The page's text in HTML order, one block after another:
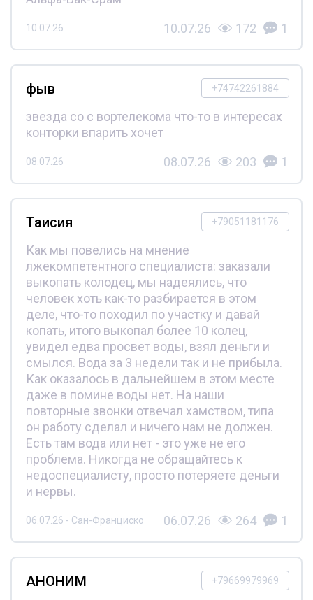
10.07.26 10.07.26 172 1
+74742261884
фыв
звезда со с вортелекома что-то в интересах
конторки впарить хочет
08.07.26 08.07.26 203 1
+79051181176
Таисия
Как мы повелись на мнение
лжекомпетентного специалиста: заказали
выкопать колодец, мы надеялись, что
человек хоть как-то разбирается в этом
деле, что-то походил по участку и давай
копать, итого выкопал более 10 колец,
увидел едва просвет воды, взял деньги и
смылся. Вода за 3 недели так и не прибыла.
Как оказалось в дальнейшем в этом месте
даже в помине воды нет. На наши
повторные звонки отвечал хамством, типа
он работу сделал и ничего нам не должен.
Есть там вода или нет - это уже не его
проблема. Никогда не обращайтесь к
недоспециалисту, просто потеряете деньги
и нервы.
06.07.26 - Сан-Франциско 06.07.26 264 1
+79669979969
АНОНИМ